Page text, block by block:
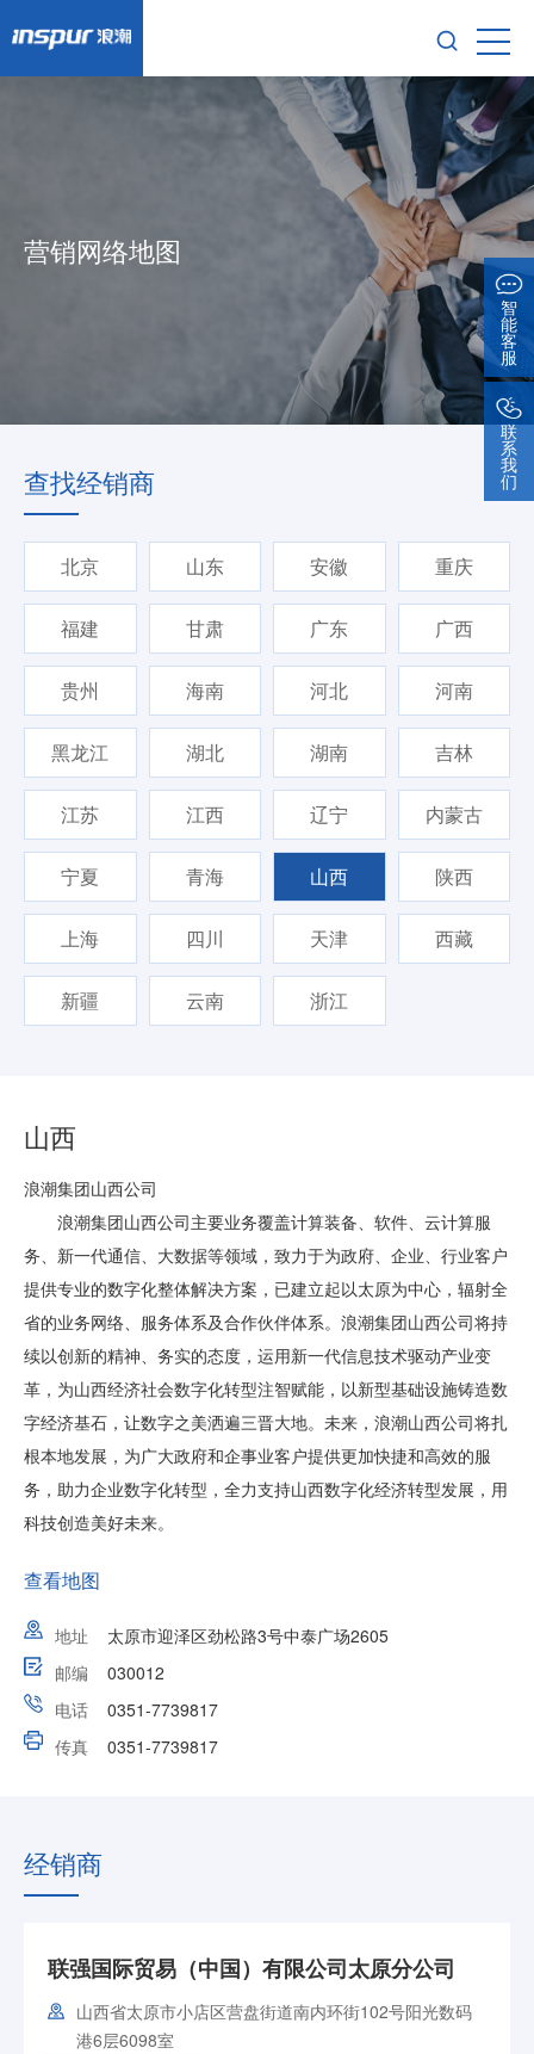
营销网络地图
查找经销商
北京 山东 安徽 重庆
福建 甘肃 广东 广西
贵州 海南 河北 河南
黑龙江 湖北 湖南 吉林
江苏 江西 辽宁 内蒙古
宁夏 青海 山西 陕西
上海 四川 天津 西藏
新疆 云南 浙江
山西
浪潮集团山西公司
浪潮集团山西公司主要业务覆盖计算装备、软件、云计算服
务、新一代通信、大数据等领域，致力于为政府、企业、行业客户
提供专业的数字化整体解决方案，已建立起以太原为中心，辐射全
省的业务网络、服务体系及合作伙伴体系。浪潮集团山西公司将持
续以创新的精神、务实的态度，运用新一代信息技术驱动产业变
革，为山西经济社会数字化转型注智赋能，以新型基础设施铸造数
字经济基石，让数字之美洒遍三晋大地。未来，浪潮山西公司将扎
根本地发展，为广大政府和企事业客户提供更加快捷和高效的服
务，助力企业数字化转型，全力支持山西数字化经济转型发展，用
科技创造美好未来。
查看地图
地址
太原市迎泽区劲松路3号中泰广场2605
邮编
030012
电话
0351-7739817
传真
0351-7739817
经销商
联强国际贸易（中国）有限公司太原分公司
山西省太原市小店区营盘街道南内环街102号阳光数码
港6层6098室
智
能
客
服
联
系
我
们